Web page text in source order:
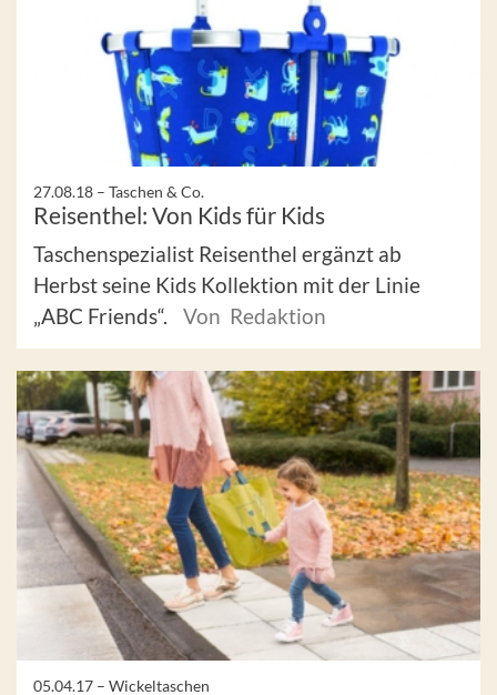
27.08.18 – Taschen & Co.
Reisenthel: Von Kids für Kids
Taschenspezialist Reisenthel ergänzt ab
Herbst seine Kids Kollektion mit der Linie
„ABC Friends“.
Von Redaktion
05.04.17 – Wickeltaschen